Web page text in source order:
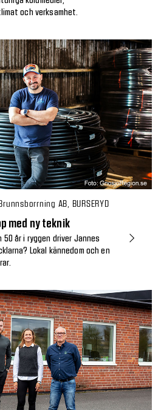
och verksamhet.
AB, BURSERYD
med ny teknik
50 år i ryggen driver Jannes
Lokal kännedom och en